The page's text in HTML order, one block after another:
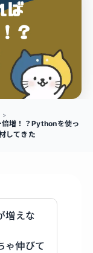
増！？Pythonを使っ
してきた
増えな
ゃ伸びて